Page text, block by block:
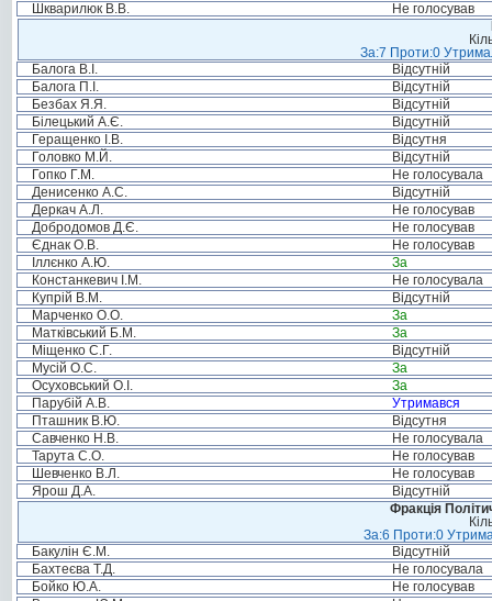
Шкварилюк В.В.
Не голосував
За:7 Проти:0
Балога В.І.
Відсутній
Балога П.І.
Відсутній
Безбах Я.Я.
Відсутній
Білецький А.Є.
Відсутній
Геращенко І.В.
Відсутня
Головко М.Й.
Відсутній
Гопко Г.М.
Не голосувала
Денисенко А.С.
Відсутній
Деркач А.Л.
Не голосував
Добродомов Д.Є.
Не голосував
Єднак О.В.
Не голосував
Іллєнко А.Ю.
За
Констанкевич І.М.
Не голосувала
Купрій В.М.
Відсутній
Марченко О.О.
За
Матківський Б.М.
За
Міщенко С.Г.
Відсутній
Мусій О.С.
За
Осуховський О.І.
За
Парубій А.В.
Утримався
Пташник В.Ю.
Відсутня
Савченко Н.В.
Не голосувала
Тарута С.О.
Не голосував
Шевченко В.Л.
Не голосував
Ярош Д.А.
Відсутній
Фракція
За:6 Проти:0
Бакулін Є.М.
Відсутній
Бахтеєва Т.Д.
Не голосувала
Бойко Ю.А.
Не голосував